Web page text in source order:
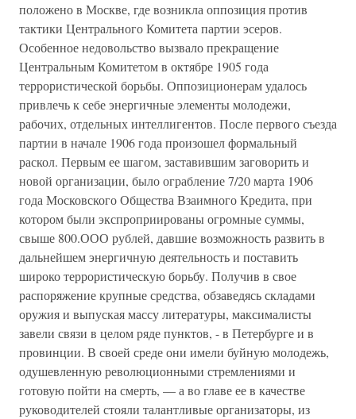
положено в Москве, где возникла оппозиция против
тактики Центрального Комитета партии эсеров.
Особенное недовольство вызвало прекращение
Центральным Комитетом в октябре 1905 года
террористической борьбы. Оппозиционерам удалось
привлечь к себе энергичные элементы молодежи,
рабочих, отдельных интеллигентов. После первого съезда
партии в начале 1906 года произошел формальный
раскол. Первым ее шагом, заставившим заговорить и
новой организации, было ограбление 7/20 марта 1906
года Московского Общества Взаимного Кредита, при
котором были экспроприированы огромные суммы,
свыше 800.ООО рублей, давшие возможность развить в
дальнейшем энергичную деятельность и поставить
широко террористическую борьбу. Получив в свое
распоряжение крупные средства, обзаведясь складами
оружия и выпуская массу литературы, максималисты
завели связи в целом ряде пунктов, - в Петербурге и в
провинции. В своей среде они имели буйную молодежь,
одушевленную революционными стремлениями и
готовую пойти на смерть, — а во главе ее в качестве
руководителей стояли талантливые организаторы, из